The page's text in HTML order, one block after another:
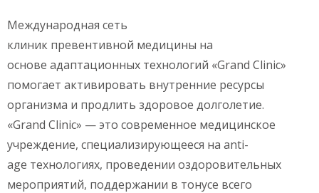
Международная сеть
клиник превентивной медицины на
основе адаптационных технологий «Grand Clinic»
помогает активировать внутренние ресурсы
организма и продлить здоровое долголетие.
«Grand Clinic» — это современное медицинское
учреждение, специализирующееся на anti-
age технологиях, проведении оздоровительных
мероприятий, поддержании в тонусе всего